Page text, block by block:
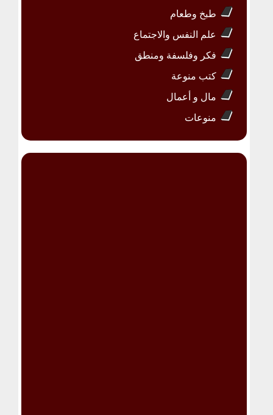
طبخ وطعام
علم النفس والاجتماع
فكر وفلسفة ومنطق
كتب منوعة
مال و أعمال
منوعات